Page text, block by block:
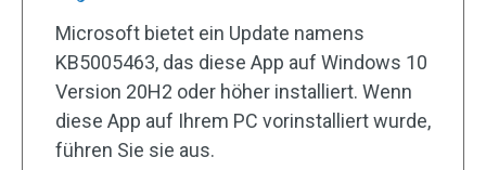
Microsoft bietet ein Update namens
KB5005463, das diese App auf Windows 10
Version 20H2 oder höher installiert. Wenn
diese App auf Ihrem PC vorinstalliert wurde,
führen Sie sie aus.